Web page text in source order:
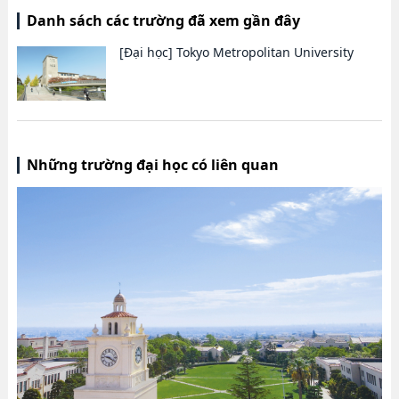
Danh sách các trường đã xem gần đây
[Đại học] Tokyo Metropolitan University
Những trường đại học có liên quan